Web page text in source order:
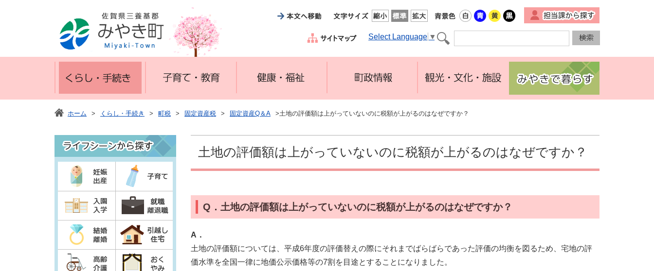
Select Language ▼
ホーム > くらし・手続き > 町税 > 固定資産税 > 固定資産Q＆A >土地の評価額は上がっていないのに税額が上がるのはなぜですか？
土地の評価額は上がっていないのに税額が上がるのはなぜですか？
Q． 土地の評価額は上がっていないのに税額が上がるのはなぜですか？
A．
土地の評価額については、平成6年度の評価替えの際にそれまでばらばらであった評価の均衡を図るため、宅地の評
価水準を全国一律に地価公示価格等の7割を目途とすることになりました。